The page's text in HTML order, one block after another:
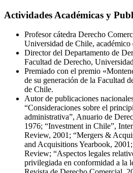
Actividades Académicas y
Profesor cátedra Derecho
Universidad de Chile, académico
Director del Departamento de
Facultad de Derecho,
Premiado con el premio
de su generación de la Facultad
de Chile.
Autor de publicaciones
“Consideraciones sobre el
administrativa”, Anuario de
1976; “Investment in Chile”,
Review, 2001; “Mergers &
and Acquisitions Yearbook,
Review; “Aspectos legales
privilegiada en conformidad a la